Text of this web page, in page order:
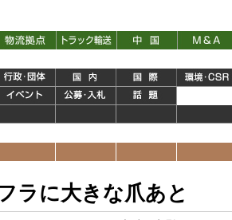
ラに大きな爪あと